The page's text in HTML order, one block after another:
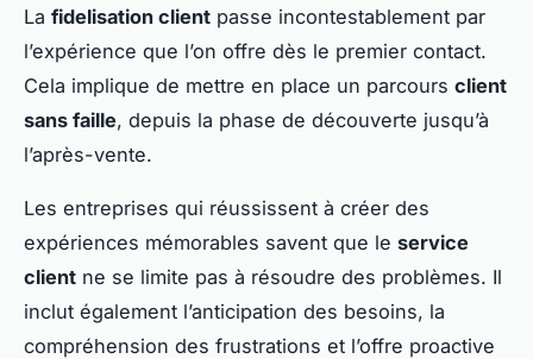
La fidelisation client passe incontestablement par
l’expérience que l’on offre dès le premier contact.
Cela implique de mettre en place un parcours client
sans faille, depuis la phase de découverte jusqu’à
l’après-vente.
Les entreprises qui réussissent à créer des
expériences mémorables savent que le service
client ne se limite pas à résoudre des problèmes. Il
inclut également l’anticipation des besoins, la
compréhension des frustrations et l’offre proactive